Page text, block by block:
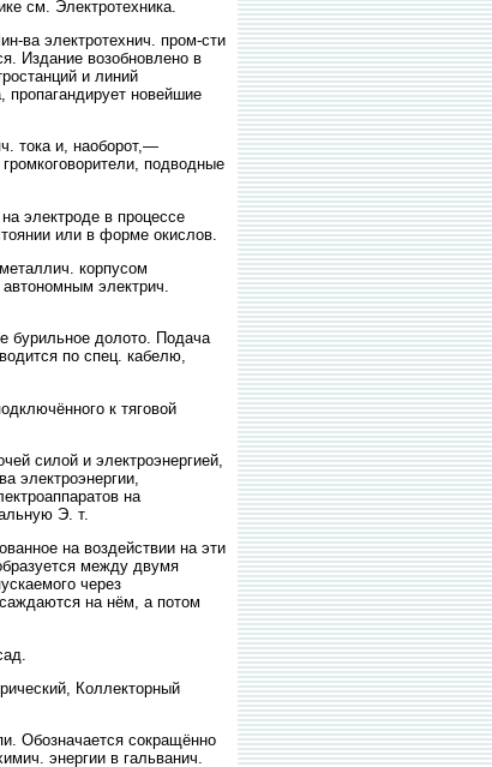
см. Электротехника.
ва электротехнич. пром-сти
Издание возобновлено в
и линий
пропагандирует новейшие
тока и, наоборот,—
подводные
электроде в процессе
или в форме окислов.
корпусом
электрич.
бурильное долото. Подача
по спец. кабелю,
к тяговой
силой и электроэнергией,
электроэнергии,
на
Э. т.
на воздействии на эти
между двумя
через
на нём, а потом
Коллекторный
Обозначается сокращённо
энергии в гальванич.